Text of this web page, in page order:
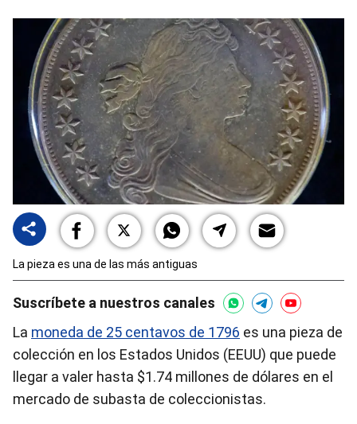
La pieza es una de las más antiguas
Suscríbete a nuestros canales
La moneda de 25 centavos de 1796 es una pieza de
colección en los Estados Unidos (EEUU) que puede
llegar a valer hasta $1.74 millones de dólares en el
mercado de subasta de coleccionistas.